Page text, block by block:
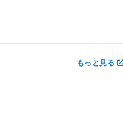
もっと見る